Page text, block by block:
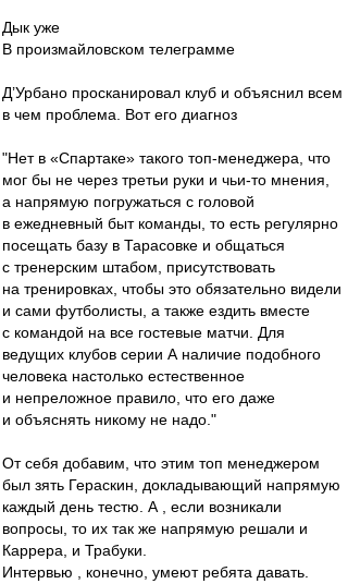
Дык уже
В произмайловском телеграмме
Д’Урбано просканировал клуб и объяснил всем
в чем проблема. Вот его диагноз
"Нет в «Спартаке» такого топ-менеджера, что
мог бы не через третьи руки и чьи-то мнения,
а напрямую погружаться с головой
в ежедневный быт команды, то есть регулярно
посещать базу в Тарасовке и общаться
с тренерским штабом, присутствовать
на тренировках, чтобы это обязательно видели
и сами футболисты, а также ездить вместе
с командой на все гостевые матчи. Для
ведущих клубов серии А наличие подобного
человека настолько естественное
и непреложное правило, что его даже
и объяснять никому не надо."
От себя добавим, что этим топ менеджером
был зять Гераскин, докладывающий напрямую
каждый день тестю. А , если возникали
вопросы, то их так же напрямую решали и
Каррера, и Трабуки.
Интервью , конечно, умеют ребята давать.